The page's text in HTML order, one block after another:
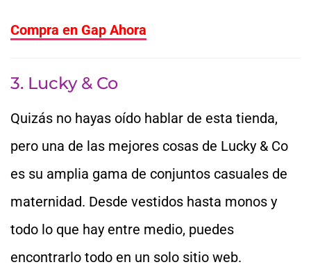
Compra en Gap Ahora
3. Lucky & Co
Quizás no hayas oído hablar de esta tienda,
pero una de las mejores cosas de Lucky & Co
es su amplia gama de conjuntos casuales de
maternidad. Desde vestidos hasta monos y
todo lo que hay entre medio, puedes
encontrarlo todo en un solo sitio web.